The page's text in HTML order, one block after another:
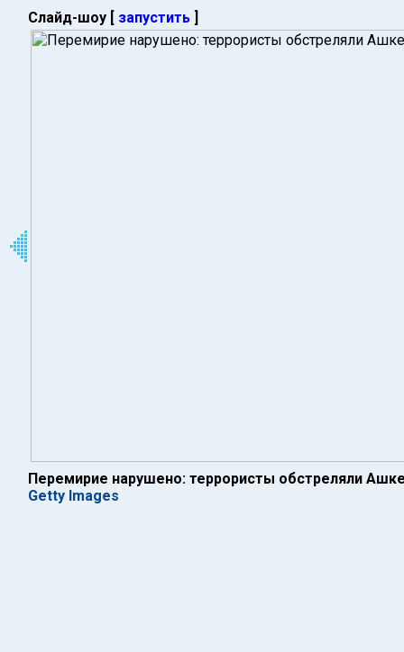
Слайд-шоу [ запустить ]
Перемирие нарушено: террористы обстреляли
Getty Images